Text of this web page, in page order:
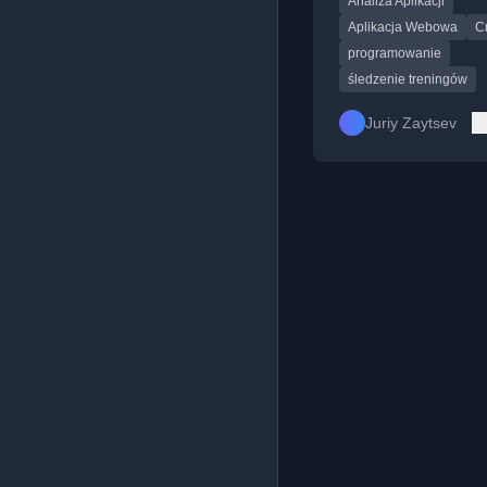
Aplikacja Webowa
programowanie
śledzenie treningów
Juriy Zaytsev